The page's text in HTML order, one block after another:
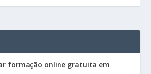
formação online gratuita em